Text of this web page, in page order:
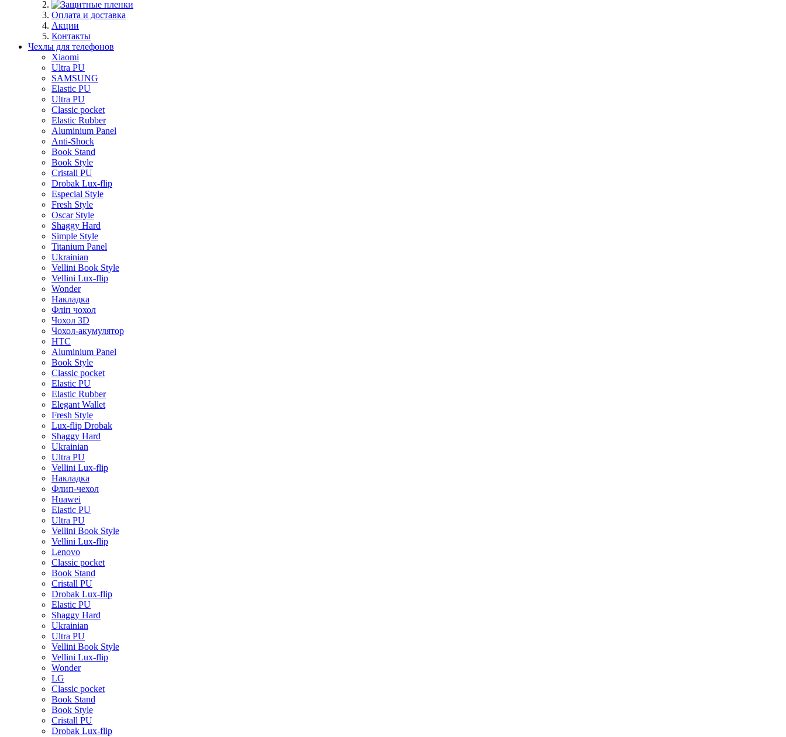
Оплата и доставка
Акции
Контакты
Чехлы для телефонов
Xiaomi
Ultra PU
SAMSUNG
Elastic PU
Ultra PU
Classic pocket
Elastic Rubber
Aluminium Panel
Anti-Shock
Book Stand
Book Style
Cristall PU
Drobak Lux-flip
Especial Style
Fresh Style
Oscar Style
Shaggy Hard
Simple Style
Titanium Panel
Ukrainian
Vellini Book Style
Vellini Lux-flip
Wonder
Накладка
Фліп чохол
Чохол 3D
Чохол-акумулятор
HTC
Aluminium Panel
Book Style
Classic pocket
Elastic PU
Elastic Rubber
Elegant Wallet
Fresh Style
Lux-flip Drobak
Shaggy Hard
Ukrainian
Ultra PU
Vellini Lux-flip
Накладка
Флип-чехол
Huawei
Elastic PU
Ultra PU
Vellini Book Style
Vellini Lux-flip
Lenovo
Classic pocket
Book Stand
Cristall PU
Drobak Lux-flip
Elastic PU
Shaggy Hard
Ukrainian
Ultra PU
Vellini Book Style
Vellini Lux-flip
Wonder
LG
Classic pocket
Book Stand
Book Style
Cristall PU
Drobak Lux-flip